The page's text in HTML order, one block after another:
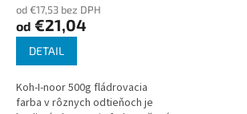
od €17,53 bez DPH
od €21,04
DETAIL
Koh-I-noor 500g fládrovacia
farba v rôznych odtieňoch je